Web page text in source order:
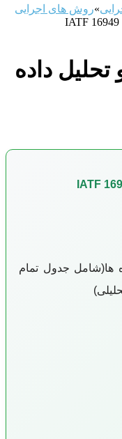
»روش های اجرایی
داده
ها(شامل جدول تمام